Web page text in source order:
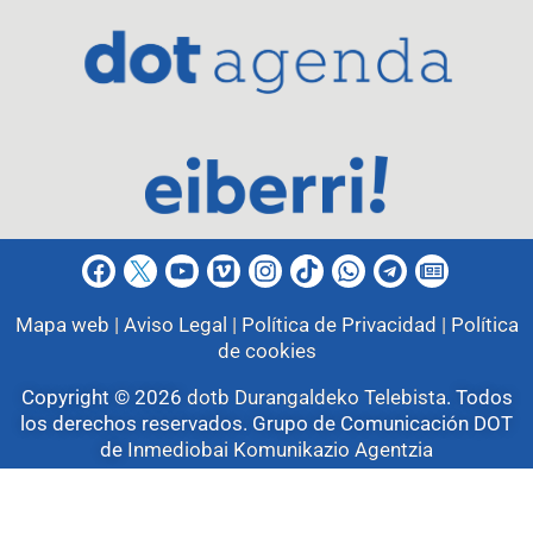
Mapa web | Aviso Legal | Política de Privacidad | Política
de cookies
Copyright © 2026 dotb Durangaldeko Telebista. Todos
los derechos reservados. Grupo de Comunicación DOT
de Inmediobai Komunikazio Agentzia